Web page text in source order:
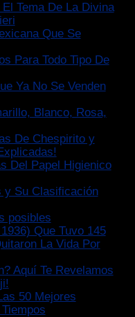
Tema De La Divina
Que Se
Para Todo Tipo De
Ya No Se Venden
Blanco, Rosa,
De Chespirito y
Del Papel Higienico
y Su Clasificación
posibles
Que Tuvo 145
La Vida Por
Aquí Te Revelamos
50 Mejores